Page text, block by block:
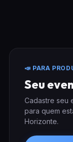
📣 PARA
Seu
Cadastre seu
para quem
Horizonte.